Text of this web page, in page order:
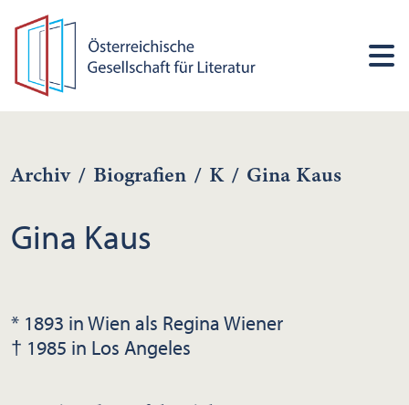
Archiv / Biografien / K / Gina Kaus
Gina Kaus
* 1893 in Wien als Regina Wiener
† 1985 in Los Angeles